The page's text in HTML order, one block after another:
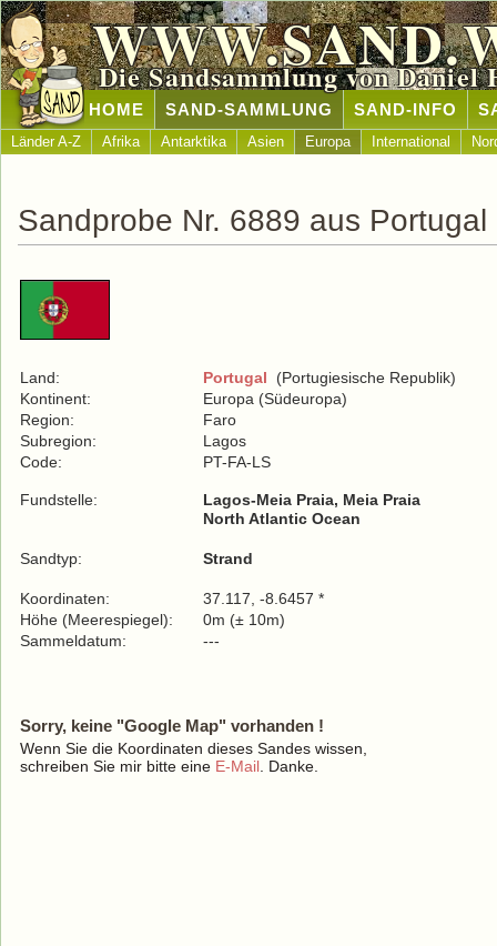
Die Sandsammlung von Daniel
HOME SAND-SAMMLUNG SAND-INFO
Länder A-Z Afrika Antarktika Asien Europa International
Sandprobe Nr. 6889 aus Portugal
Land: Portugal (Portugiesische Republik)
Kontinent:
Europa (Südeuropa)
Region:
Faro
Subregion:
Lagos
Code:
PT-FA-LS
Fundstelle:
Lagos-Meia Praia, Meia Praia
North Atlantic Ocean
Sandtyp: Strand
Koordinaten:
37.117, -8.6457 *
Höhe (Meerespiegel):
0m (± 10m)
Sammeldatum:
---
Sorry, keine "Google Map" vorhanden !
Wenn Sie die Koordinaten dieses Sandes wissen,
schreiben Sie mir bitte eine E-Mail . Danke.